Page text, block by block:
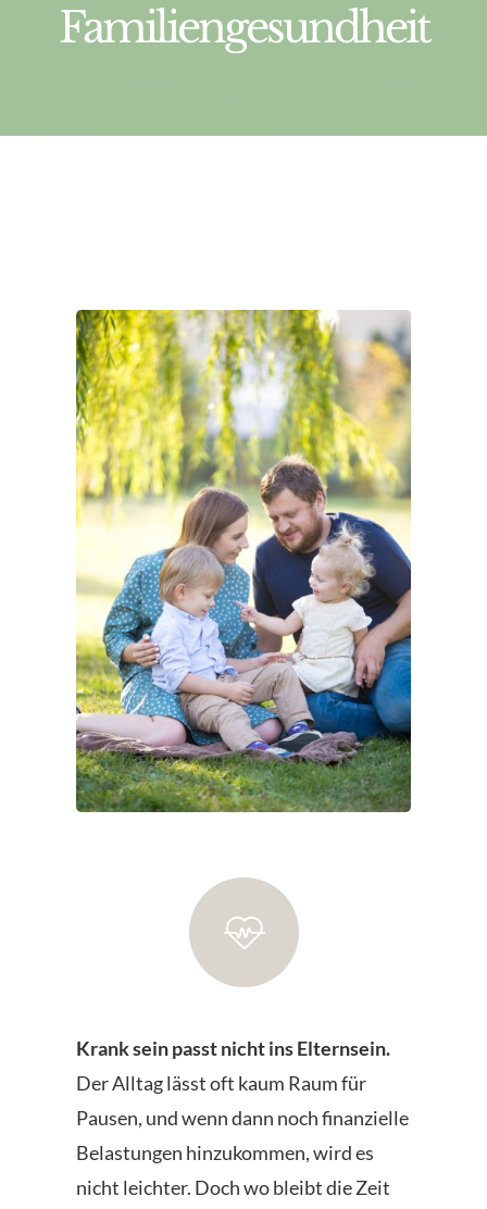
Familiengesundheit
Krank sein passt nicht ins Elternsein.
Der Alltag lässt oft kaum Raum für
Pausen, und wenn dann noch finanzielle
Belastungen hinzukommen, wird es
nicht leichter. Doch wo bleibt die Zeit